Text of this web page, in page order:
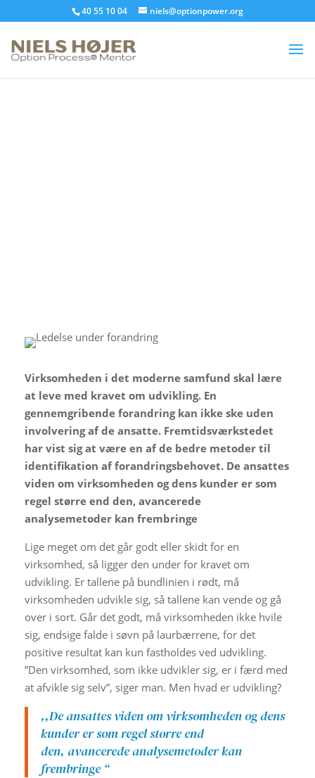
40 55 10 04 niels@optionpower.org
Virksomheden i det moderne samfund skal lære
at leve med kravet om udvikling. En
gennemgribende forandring kan ikke ske uden
involvering af de ansatte. Fremtidsværkstedet
har vist sig at være en af de bedre metoder til
identifikation af forandringsbehovet. De ansattes
viden om virksomheden og dens kunder er som
regel større end den, avancerede
analysemetoder kan frembringe
Lige meget om det går godt eller skidt for en
virksomhed, så ligger den under for kravet om
udvikling. Er tallene på bundlinien i rødt, må
virksomheden udvikle sig, så tallene kan vende og gå
over i sort. Går det godt, må virksomheden ikke hvile
sig, endsige falde i søvn på laurbærrene, for det
positive resultat kan kun fastholdes ved udvikling.
”Den virksomhed, som ikke udvikler sig, er i færd med
at afvikle sig selv”, siger man. Men hvad er udvikling?
,,De ansattes viden om virksomheden og dens
kunder er som regel større end
den, avancerede analysemetoder kan
frembringe “